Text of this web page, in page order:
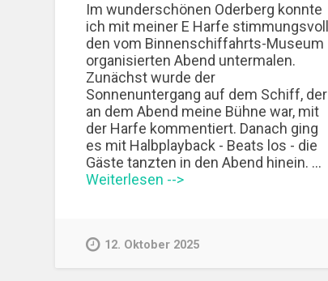
Im wunderschönen Oderberg konnte
ich mit meiner E Harfe stimmungsvoll
den vom Binnenschiffahrts-Museum
organisierten Abend untermalen.
Zunächst wurde der
Sonnenuntergang auf dem Schiff, der
an dem Abend meine Bühne war, mit
der Harfe kommentiert. Danach ging
es mit Halbplayback - Beats los - die
Gäste tanzten in den Abend hinein. …
Weiterlesen -->
12. Oktober 2025